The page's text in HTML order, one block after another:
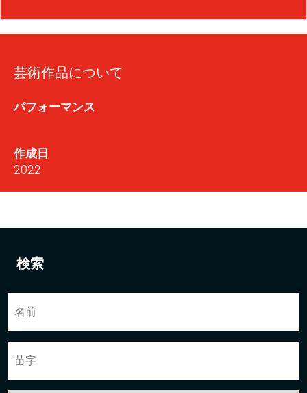
検索
芸術作品について
パフォーマンス
作成日
2022